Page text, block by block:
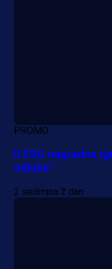
PROMO
II ESG nagradna
odluke"
2 sedmica 2 dan